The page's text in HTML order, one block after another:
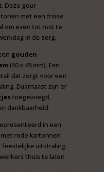
. Deze geur
met een frisse
om even tot rust te
in de zorg.
gouden
(50 x 45 mm). Een
dat zorgt voor een
Daarnaast zijn er
toegevoegd,
dankbaarheid.
in een
rode kartonnen
feestelijke uitstraling.
thuis te laten